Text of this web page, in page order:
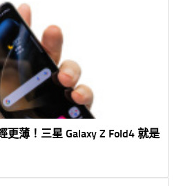
更薄！三星 Galaxy Z Fold4 就是